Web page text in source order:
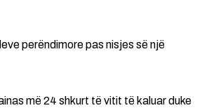
perëndimore pas nisjes së një
më 24 shkurt të vitit të kaluar duke